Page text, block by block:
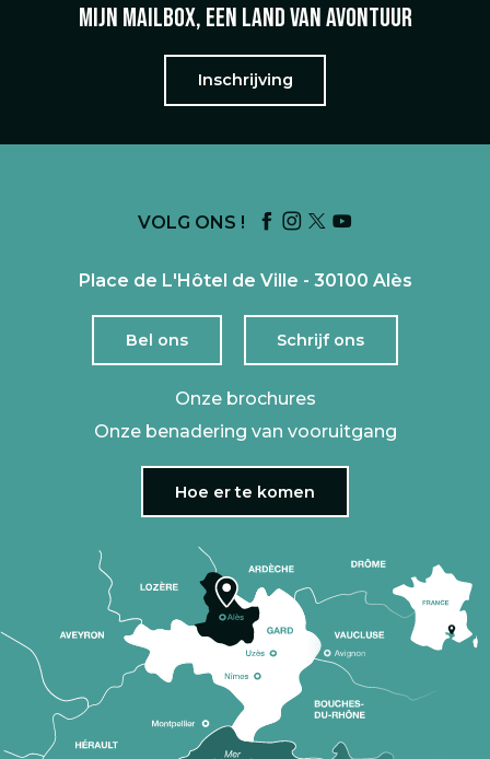
Mijn mailbox, een land van avontuur
Inschrijving
VOLG ONS !
Place de L'Hôtel de Ville - 30100 Alès
Bel ons Schrijf ons
Onze brochures
Onze benadering van vooruitgang
Hoe er te komen